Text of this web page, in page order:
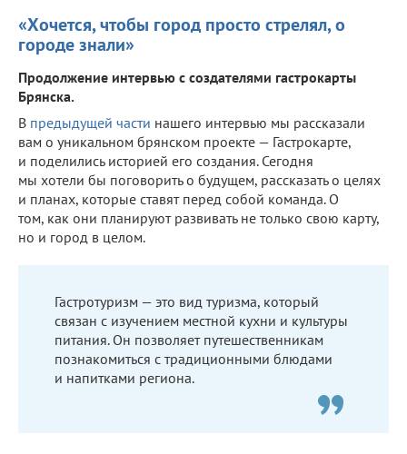
«Хочется, чтобы город просто стрелял, о
городе знали»
Продолжение интервью с создателями гастрокарты
Брянска.
В предыдущей части нашего интервью мы рассказали
вам о уникальном брянском проекте — Гастрокарте,
и поделились историей его создания. Сегодня
мы хотели бы поговорить о будущем, рассказать о целях
и планах, которые ставят перед собой команда. О
том, как они планируют развивать не только свою карту,
но и город в целом.
Гастротуризм — это вид туризма, который
связан с изучением местной кухни и культуры
питания. Он позволяет путешественникам
познакомиться с традиционными блюдами
и напитками региона.